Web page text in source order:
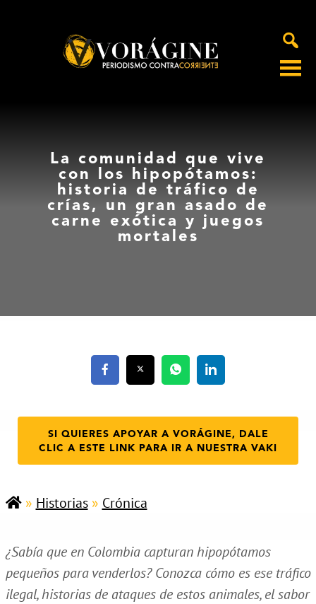
La comunidad que vive
con los hipopótamos:
historia de tráfico de
crías, un gran asado de
carne exótica y juegos
mortales
SI QUIERES APOYAR A VORÁGINE, DALE
CLIC A ESTE LINK PARA IR A NUESTRA VAKI
» Historias» Crónica
¿Sabía que en Colombia capturan hipopótamos
pequeños para venderlos? Conozca cómo es ese tráfico
ilegal, historias de ataques de estos animales, el sabor